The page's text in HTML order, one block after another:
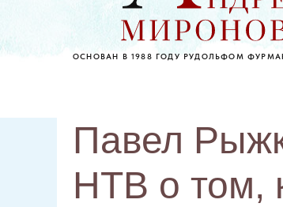
ОСНОВАН В 1988 ГОДУ РУДОЛЬФОМ
Павел
НТВ о том,